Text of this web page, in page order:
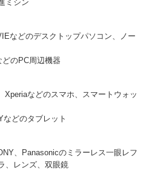
ミシン
などのデスクトップパソコン、ノー
のPC周辺機器
などのスマホ、スマートウォッ
どのタブレット
、Panasonicのミラーレス一眼レフ
、レンズ、双眼鏡